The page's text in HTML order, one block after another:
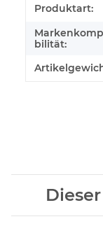
Wert
Produktart:
bilität: